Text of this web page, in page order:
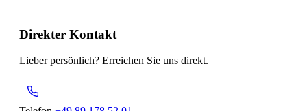
Direkter Kontakt
Lieber persönlich? Erreichen Sie uns direkt.